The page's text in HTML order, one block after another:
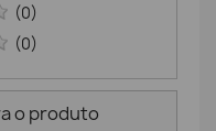
(0)
(0)
o produto